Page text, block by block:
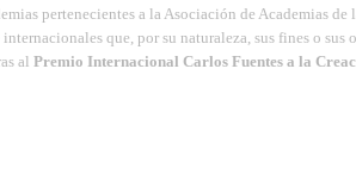
pertenecientes a la Asociación de Academias
que, por su naturaleza, sus fines o
al Premio Internacional Carlos Fuentes a la